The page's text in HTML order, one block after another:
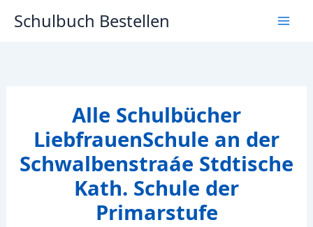
InhaltSchulbuch Bestellen
Alle Schulbücher
LiebfrauenSchule an der
Schwalbenstraáe Stdtische
Kath. Schule der
Primarstufe